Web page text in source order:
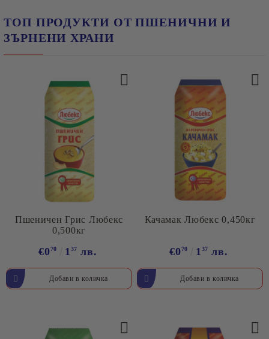
ТОП ПРОДУКТИ ОТ ПШЕНИЧНИ И
ЗЪРНЕНИ ХРАНИ
Пшеничен Грис Любекс
0,500кг
€070 137 лв.
Качамак Любекс 0,450кг
€070 137 лв.